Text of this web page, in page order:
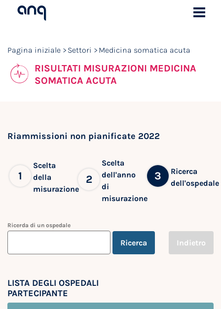
Pagina iniziale Settori Medicina somatica acuta
RISULTATI MISURAZIONI MEDICINA
SOMATICA ACUTA
Riammissioni non pianificate 2022
1
Scelta
della
misurazione
2
Scelta
dell'anno
di
misurazione
3
Ricerca
dell'ospedale
Ricerda di un ospedale
Ricerca Indietro
LISTA DEGLI OSPEDALI
PARTECIPANTE